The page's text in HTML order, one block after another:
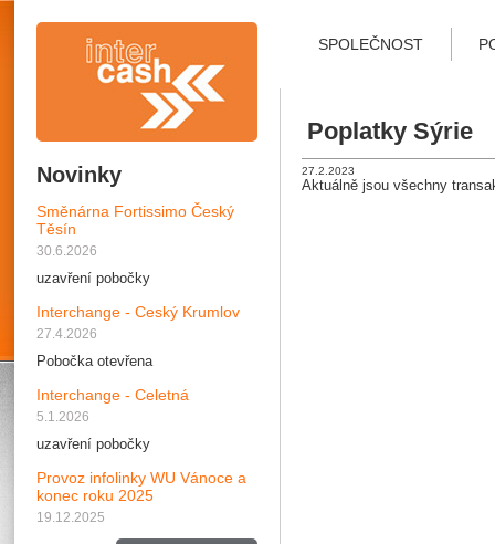
SPOLEČNOST
Novinky
Směnárna Fortissimo Český
Těsín
30.6.2026
uzavření pobočky
Interchange - Ceský Krumlov
27.4.2026
Pobočka otevřena
Interchange - Celetná
5.1.2026
uzavření pobočky
Provoz infolinky WU Vánoce a
konec roku 2025
19.12.2025
Poplatky Sýrie
27.2.2023
Aktuálně jsou všechny